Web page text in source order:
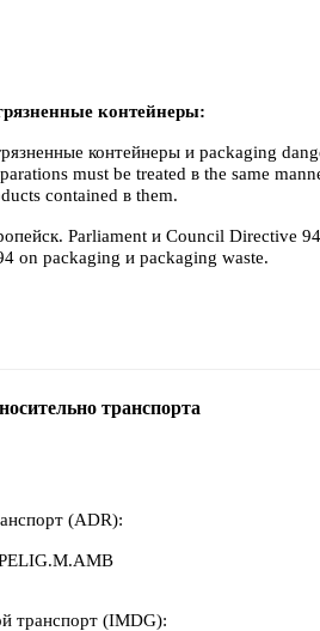
контейнеры:
контейнеры и packaging
must be treated в the same
contained в them.
Parliament и Council Directive
on packaging и packaging waste.
транспорта
(ADR):
транспорт (IMDG):